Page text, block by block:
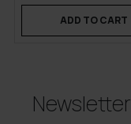
ADD TO CART
Newsletter